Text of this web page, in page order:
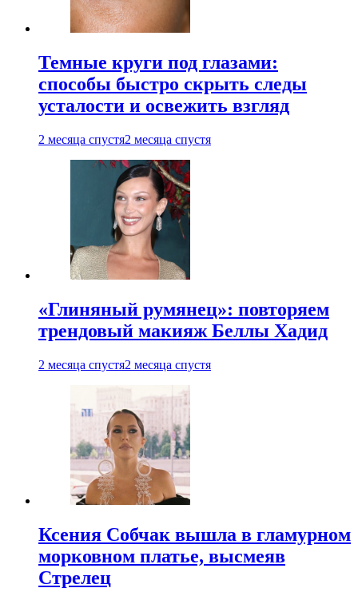
Темные круги под глазами:
способы быстро скрыть следы
усталости и освежить взгляд
2 месяца спустя2 месяца спустя
«Глиняный румянец»: повторяем
трендовый макияж Беллы Хадид
2 месяца спустя2 месяца спустя
Ксения Собчак вышла в гламурном
морковном платье, высмеяв
Стрелец